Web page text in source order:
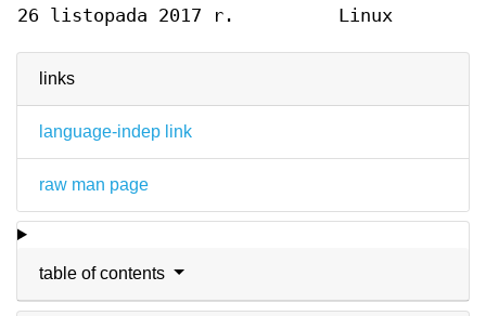
links
language-indep link
raw man page
table of contents
26 listopada 2017 r. Linux